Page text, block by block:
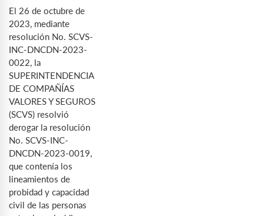
El 26 de octubre de
2023, mediante
resolución No. SCVS-
INC-DNCDN-2023-
0022, la
SUPERINTENDENCIA
DE COMPAÑÍAS
VALORES Y SEGUROS
(SCVS) resolvió
derogar la resolución
No. SCVS-INC-
DNCDN-2023-0019,
que contenía los
lineamientos de
probidad y capacidad
civil de las personas